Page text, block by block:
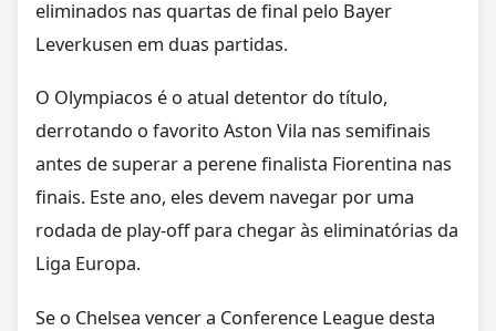
eliminados nas quartas de final pelo Bayer
Leverkusen em duas partidas.
O Olympiacos é o atual detentor do título,
derrotando o favorito Aston Vila nas semifinais
antes de superar a perene finalista Fiorentina nas
finais. Este ano, eles devem navegar por uma
rodada de play-off para chegar às eliminatórias da
Liga Europa.
Se o Chelsea vencer a Conference League desta